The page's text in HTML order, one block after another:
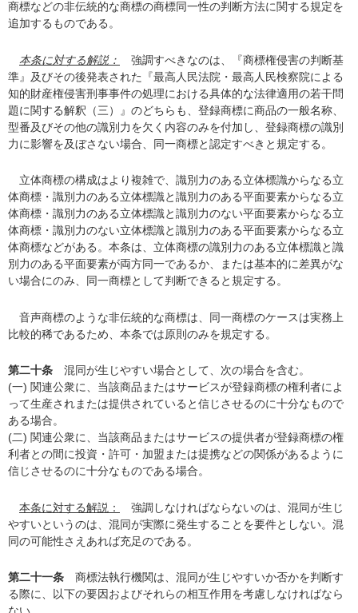
商標などの非伝統的な商標の商標同一性の判断方法に関する規定を
追加するものである。
本条に対する解説：
強調すべきなのは、『商標権侵害の判断基
準』及びその後発表された『最高人民法院・最高人民検察院による
知的財産権侵害刑事事件の処理における具体的な法律適用の若干問
題に関する解釈（三）』のどちらも、登録商標に商品の一般名称、
型番及びその他の識別力を欠く内容のみを付加し、登録商標の識別
力に影響を及ぼさない場合、同一商標と認定すべきと規定する。
立体商標の構成はより複雑で、識別力のある立体標識からなる立
体商標・識別力のある立体標識と識別力のある平面要素からなる立
体商標・識別力のある立体標識と識別力のない平面要素からなる立
体商標・識別力のない立体標識と識別力のある平面要素からなる立
体商標などがある。本条は、立体商標の識別力のある立体標識と識
別力のある平面要素が両方同一であるか、または基本的に差異がな
い場合にのみ、同一商標として判断できると規定する。
音声商標のような非伝統的な商標は、同一商標のケースは実務上
比較的稀であるため、本条では原則のみを規定する。
第二十条 混同が生じやすい場合として、次の場合を含む。
(一) 関連公衆に、当該商品またはサービスが登録商標の権利者によ
って生産されまたは提供されていると信じさせるのに十分なもので
ある場合。
(二) 関連公衆に、当該商品またはサービスの提供者が登録商標の権
利者との間に投資・許可・加盟または提携などの関係があるように
信じさせるのに十分なものである場合。
本条に対する解説：
強調しなければならないのは、混同が生じ
やすいというのは、混同が実際に発生することを要件としない。混
同の可能性さえあれば充足のである。
第二十一条 商標法執行機関は、混同が生じやすいか否かを判断す
る際に、以下の要因およびそれらの相互作用を考慮しなければなら